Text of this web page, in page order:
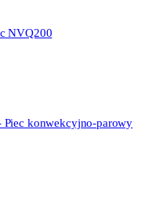
NVQ200
Piec konwekcyjno-parowy